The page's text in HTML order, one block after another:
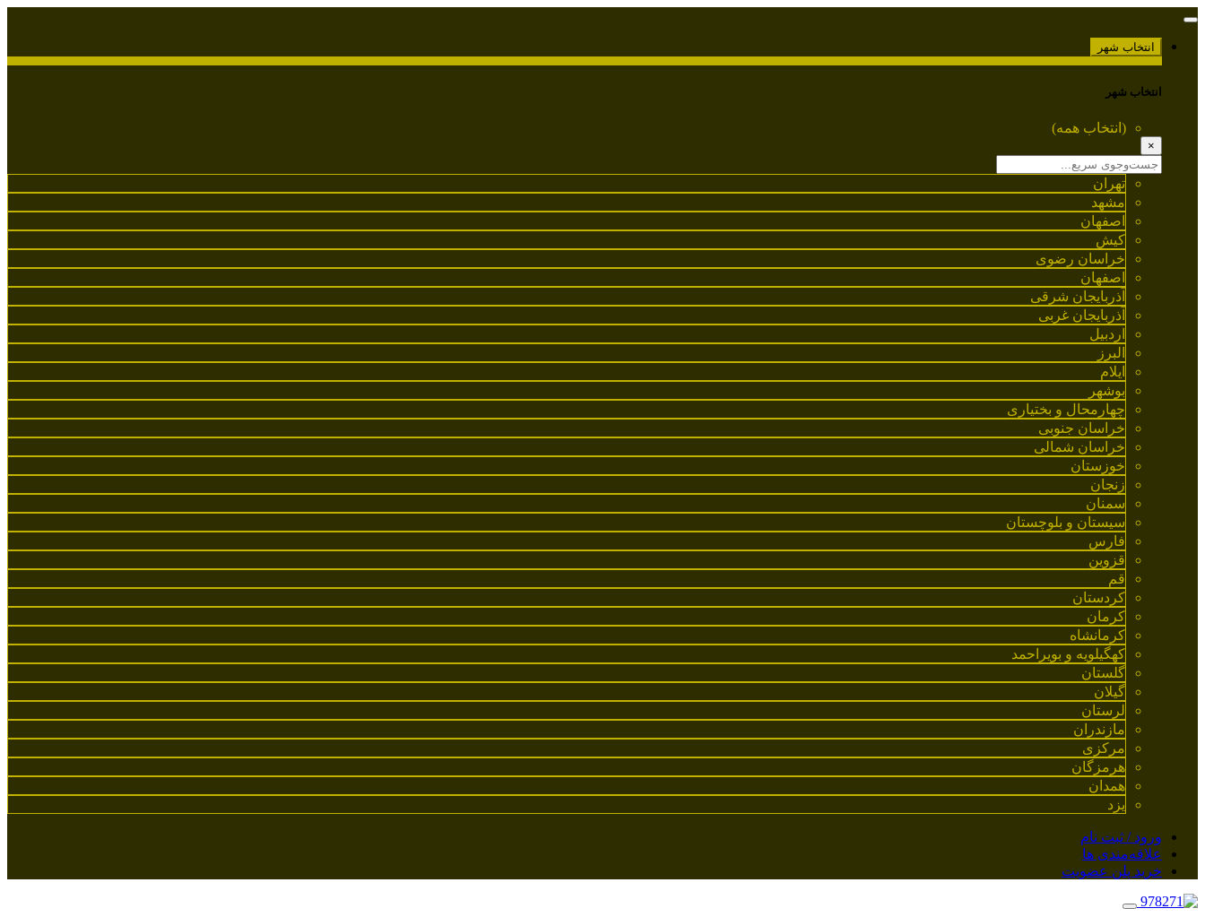
انتخاب شهر
انتخاب شهر
(انتخاب همه)
×
تهران
مشهد
اصفهان
کیش
خراسان رضوی
اصفهان
آذربایجان شرقی
آذربایجان غربی
اردبیل
البرز
ایلام
بوشهر
چهارمحال و بختیاری
خراسان جنوبی
خراسان شمالی
خوزستان
زنجان
سمنان
سیستان و بلوچستان
فارس
قزوین
قم
کردستان
کرمان
کرمانشاه
کهگیلویه و بویراحمد
گلستان
گیلان
لرستان
مازندران
مرکزی
هرمزگان
همدان
یزد
ورود / ثبت نام
علاقه‌مندی ها
خرید پلن عضویت